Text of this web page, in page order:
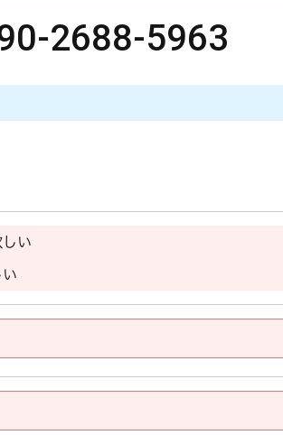
2688-5963
い